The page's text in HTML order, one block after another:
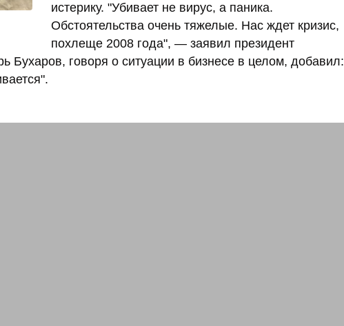
истерику. "Убивает не вирус, а паника.
Обстоятельства очень тяжелые. Нас ждет кризис,
похлеще 2008 года", — заявил президент
Бухаров, говоря о ситуации в бизнесе в целом, добавил: